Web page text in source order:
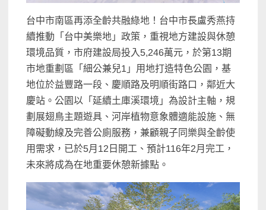
台中市南區再添全齡共融綠地！台中市長盧秀燕持
續推動「台中美樂地」政策，重視地方建設與休憩
環境品質，市府建設局投入5,246萬元，於第13期
市地重劃區「細公兼兒1」用地打造特色公園，基
地位於益豐路一段、慶順路及明順街路口，鄰近大
慶站。公園以「延續土庫溪環境」為設計主軸，規
劃展翅鳥主題遊具、河岸植物意象體適能設施、無
障礙動線及完善公廁服務，兼顧親子同樂與全齡使
用需求，已於5月12日開工、預計116年2月完工，
未來將成為在地重要休憩新據點。